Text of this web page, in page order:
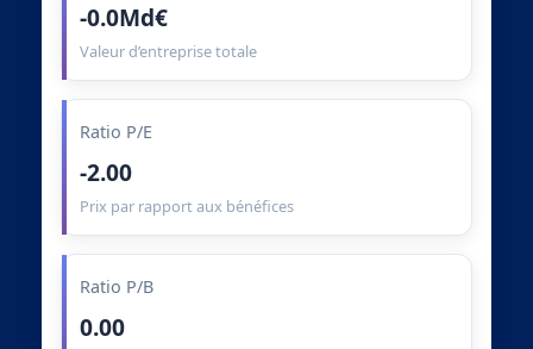
-0.0Md€
Valeur d’entreprise totale
Ratio P/E
-2.00
Prix par rapport aux bénéfices
Ratio P/B
0.00